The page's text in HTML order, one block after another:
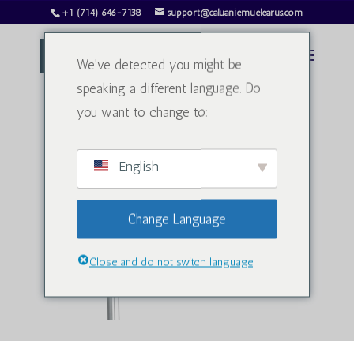
+1 (714) 646-7138 support@caluaniemuelearus.com
We've detected you might be
speaking a different language. Do
you want to change to:
English
Change Language
Close and do not switch language